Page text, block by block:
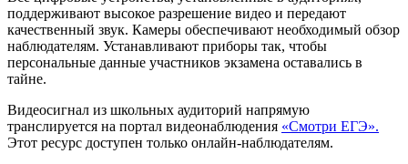
поддерживают высокое разрешение видео и передают
качественный звук. Камеры обеспечивают необходимый обзор
наблюдателям. Устанавливают приборы так, чтобы
персональные данные участников экзамена оставались в
тайне.
Видеосигнал из школьных аудиторий напрямую
транслируется на портал видеонаблюдения «Смотри ЕГЭ».
Этот ресурс доступен только онлайн-наблюдателям.